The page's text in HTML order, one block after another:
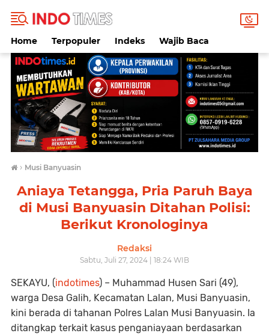
Home Terpopuler Indeks Wajib Baca
› Musi Banyuasin
Aniaya Tetangga, Pria Paruh Baya
di Musi Banyuasin Ditahan Polisi:
Berikut Kronologinya
Redaksi
Sabtu, Juli 27, 2024 | 18:24 WIB
SEKAYU, (indotimes) – Muhammad Husen Sari (49),
warga Desa Galih, Kecamatan Lalan, Musi Banyuasin,
kini berada di tahanan Polres Lalan Musi Banyuasin. Ia
ditangkap terkait kasus penganiayaan berdasarkan